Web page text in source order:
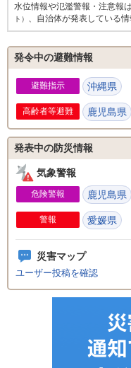
水位情報や氾濫警報・注意報は
ト） 、自治体が発表している情
発令中の避難情報
避難指示 沖縄県
高齢者等避難 鹿児島県
発表中の防災情報
気象警報
危険警報 鹿児島県
警報 愛媛県
災害マップ
ユーザー投稿を確認